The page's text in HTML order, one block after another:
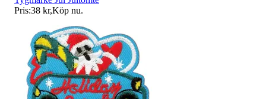
Pris:38 kr,Köp nu.